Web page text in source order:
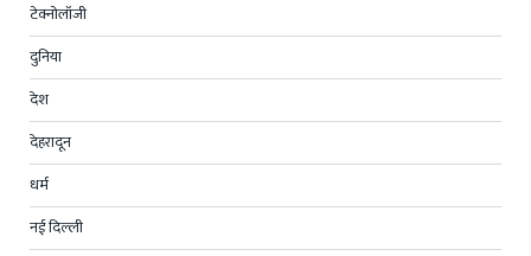
टेक्नोलॉजी
दुनिया
देश
देहरादून
धर्म
नई दिल्ली